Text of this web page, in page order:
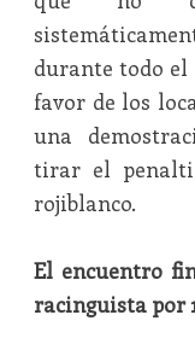
durante todo
favor de los
una
tirar el
rojiblanco.
El encuentro
racinguista por